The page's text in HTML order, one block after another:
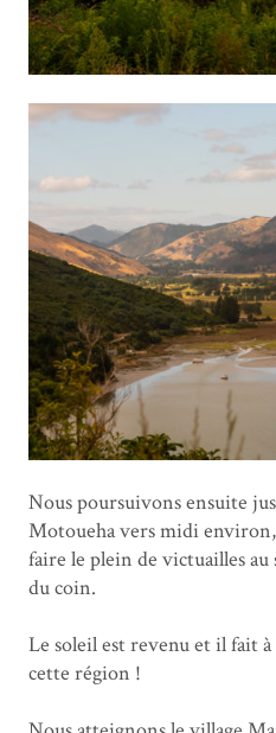
Nous poursuivons ensuite
Motoueha vers midi
faire le plein de victuailles
du coin.
Le soleil est revenu et il fait
cette région !